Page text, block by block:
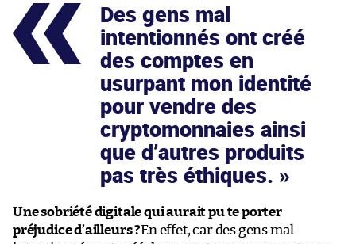
Des gens mal
intentionnés ont créé
des comptes en
usurpant mon identité
pour vendre des
cryptomonnaies ainsi
que d’autres produits
pas très éthiques.
Une sobriété digitale qui aurait pu te porter
préjudice d’ailleurs ?En effet, car des gens mal